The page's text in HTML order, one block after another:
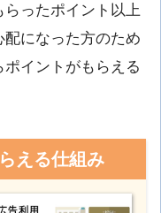
らったポイント以上
になった方のため
イントがもらえる
える仕組み